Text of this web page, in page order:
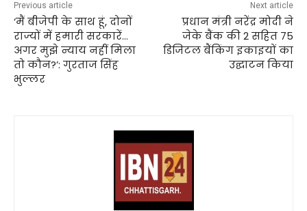
Previous article
‘मैं बीजेपी के साथ हूं, दोनों
राज्यों में हमारी सरकारें…
अगर मुझे न्याय नहीं मिला
तो कौन?’: गुरताज सिंह
भुल्लर
Next article
प्रधान मंत्री नरेंद्र मोदी ने
जेके बैंक की 2 सहित 75
डिजिटल बैंकिंग इकाइयों का
उद्घाटन किया